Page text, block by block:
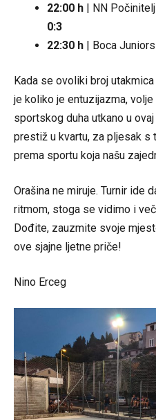
22:00 h | NN
0:3
22:30 h | Boca
Kada se ovoliki broj
je koliko je entuzijazma,
sportskog duha utkano u
prestiž u kvartu, za pljesak s
prema sportu koja našu
Orašina ne miruje. Turnir ide
ritmom, stoga se vidimo i
Dođite, zauzmite svoje
ove sjajne ljetne priče!
Nino Erceg